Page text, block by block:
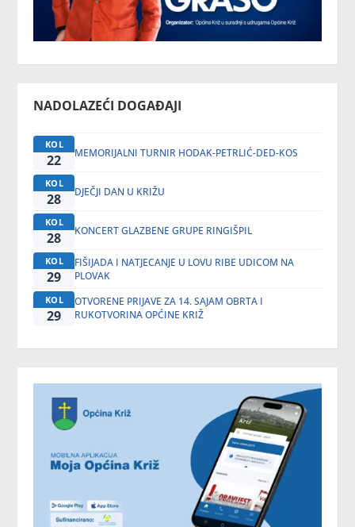
NADOLAZEĆI DOGAĐAJI
KOL
22 MEMORIJALNI TURNIR HODAK-PETRLIĆ-DED-KOS
KOL
28 DJEČJI DAN U KRIŽU
KOL
28 KONCERT GLAZBENE GRUPE RINGIŠPIL
KOL
29
FIŠIJADA I NATJECANJE U LOVU RIBE UDICOM NA
PLOVAK
KOL
29
OTVORENE PRIJAVE ZA 14. SAJAM OBRTA I
RUKOTVORINA OPĆINE KRIŽ